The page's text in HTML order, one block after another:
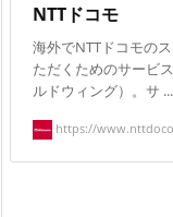
NTTドコモ
海外でNTTドコモの
ただくためのサービ
ルドウィング）。サ ...
https://